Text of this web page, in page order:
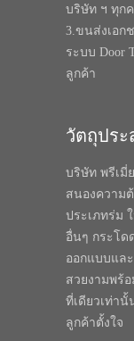
บริษัท ฯ ทุก
3.ขนส่งเอก
ระบบ Door
ลูกค้า
วัตถุประ
บริษัท พรีเมี่
สนองความ
ประเภทร่ม
อื่นๆ กระโด
ออกแบบแล
สวยงามพร้
ที่เดียวเท่า
ลูกค้าตั้งใจ